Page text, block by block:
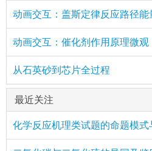
动画交互：盖斯定律反应路径
动画交互：催化剂作用原理微观
从石英砂到芯片全过程
最近关注
化学反应机理类试题的命题模式